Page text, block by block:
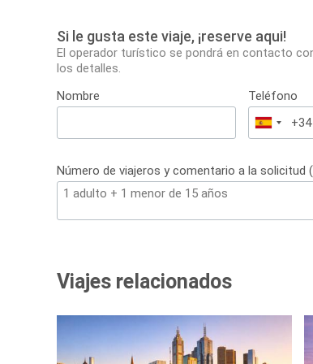
Si le gusta este viaje, ¡reserve aqui!
El operador turístico se pondrá en contacto
los detalles.
Nombre
Teléfono
España
+34
Número de viajeros y comentario a la solicitud
Viajes relacionados